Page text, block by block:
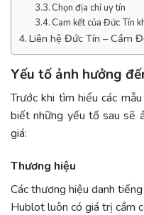
Chọn địa chỉ uy tín
Cam kết của Đức Tín
Liên hệ Đức Tín – Cầm
Yếu tố ảnh hưởng
Trước khi tìm hiểu các
biết những yếu tố sau sẽ
giá:
Thương hiệu
Các thương hiệu danh
Hublot luôn có giá trị cầm